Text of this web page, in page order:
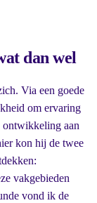
dan wel
Via een goede
om ervaring
ontwikkeling aan
kon hij de twee
vakgebieden
vond ik de